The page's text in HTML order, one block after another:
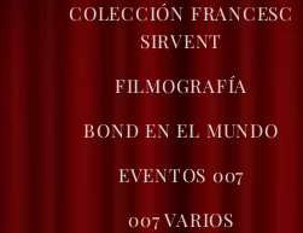
COLECCIÓN FRANCESC
SIRVENT
FILMOGRAFÍA
BOND EN EL MUNDO
EVENTOS 007
007 VARIOS